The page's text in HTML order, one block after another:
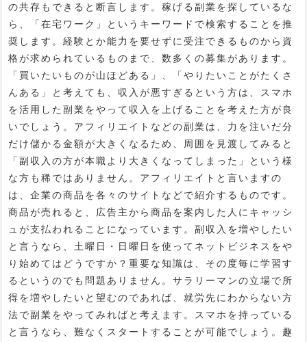
の共存もできると断言します。稼げる副業を探しているな
ら、「在宅ワーク」というキーワードで検索することを推
奨します。経験とか能力を要せずに受注できるものから資
格が求められているものまで、数多くの募集があります。
「買いたいものが山ほどある」、「やりたいことがたくさ
んある」と考えても、収入が悪すぎるという方は、スマホ
を活用した副業をやって収入を上げることを考えた方が良
いでしょう。アフィリエイトなどの副業は、力を注いだ分
だけ儲かる金額が大きくなるため、周囲を見渡してみると
「副収入の方が本職より大きくなってしまった」という様
な方も稀ではありません。アフィリエイトと言いますの
は、企業の商品を各々のサイトなどで紹介するものです。
商品が売れると、広告主から商品を案内した人にキャッシ
ュが支払われることになっています。副収入を増やしたい
と言うなら、土曜日・日曜日を使ってネットビジネスをや
り始めてはどうですか？重要な知識は、その度毎に学習す
るというのでも問題ありません。サラリーマンの立場で所
得を増やしたいと望むのであれば、就労先にわからない方
法で副業をやってみればと考えます。スマホを持っている
と言うなら、難なくスタートすることが可能でしょう。趣